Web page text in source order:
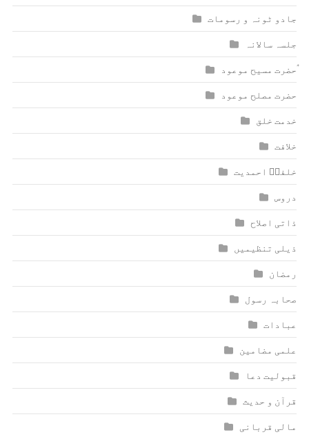
جادو ٹونہ و رسومات
جلسہ سالانہ
ٰؑحضرت مسیح موعود
حضرت مصلح موعود
خدمت خلق
خلافت
خلفاؑ احمدیت
دروس
ذاتی اصلاح
ذیلی تنظیمیں
رمضان
صحابہ رسول
عبادات
علمی مضامین
قبولیت دعا
قرآن و حدیث
مالی قربانی